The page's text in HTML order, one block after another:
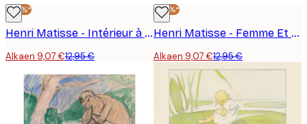
-30%*
Henri Matisse - Intérieur à Nice Juliste
Alkaen 9,07 €12,95 €
-30%*
Henri Matisse - Femme Et Anémones Juliste
Alkaen 9,07 €12,95 €